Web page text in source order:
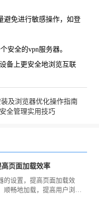
避免进行敏感操作，如登
安全的vpn服务器。
备上更安全地浏览互联
装及浏览器优化操作指南
全管理实用技巧
页面加载效率
的设置，提高页面加载效
顺畅地加载，提高用户浏览